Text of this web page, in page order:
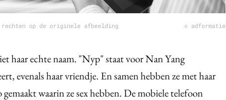
rechten op de originele afbeelding © adformatie
haar echte naam. "Nyp" staat voor Nan Yang
evenals haar vriendje. En samen hebben ze met haar
waarin ze sex hebben. De mobiele telefoon